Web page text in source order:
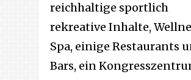
reichhaltige sportlich
rekreative Inhalte,
Spa, einige Restaurants
Bars, ein